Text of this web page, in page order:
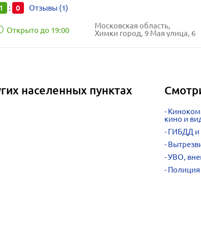
1 : 0 Отзывы (1)
Открыто до 19:00
Московская область,
Химки город, 9 Мая улица, 6
населенных пунктах
кино и
ГИБДД
УВО,
Полиция